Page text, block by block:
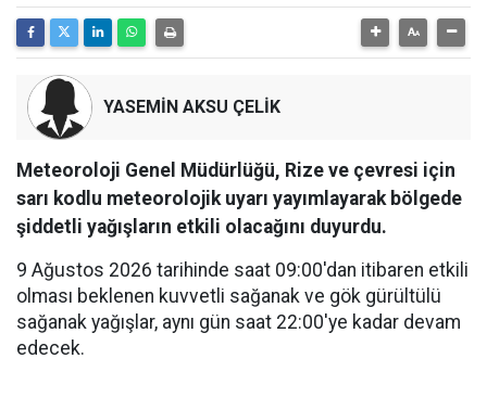
YASEMİN AKSU ÇELİK
Meteoroloji Genel Müdürlüğü, Rize ve çevresi için
sarı kodlu meteorolojik uyarı yayımlayarak bölgede
şiddetli yağışların etkili olacağını duyurdu.
9 Ağustos 2026 tarihinde saat 09:00'dan itibaren etkili
olması beklenen kuvvetli sağanak ve gök gürültülü
sağanak yağışlar, aynı gün saat 22:00'ye kadar devam
edecek.